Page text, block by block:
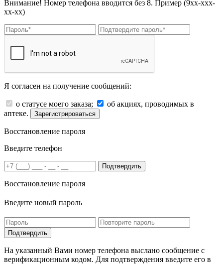
Внимание! Номер телефона вводится без 8. Пример (9хх-ххх-
хх-хх)
Я согласен на получение сообщений:
о статусе моего заказа;
об акциях, проводимых в
аптеке.
Зарегистрироваться
Восстановление пароля
Введите телефон
Подтвердить
Восстановление пароля
Введите новый пароль
На указанный Вами номер телефона выслано сообщение с
верификационным кодом. Для подтверждения введите его в